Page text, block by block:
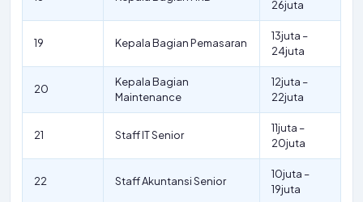
26juta
19 Kepala Bagian Pemasaran
13juta –
24juta
20
Kepala Bagian
Maintenance
12juta –
22juta
21 Staff IT Senior
11juta –
20juta
22 Staff Akuntansi Senior
10juta –
19juta